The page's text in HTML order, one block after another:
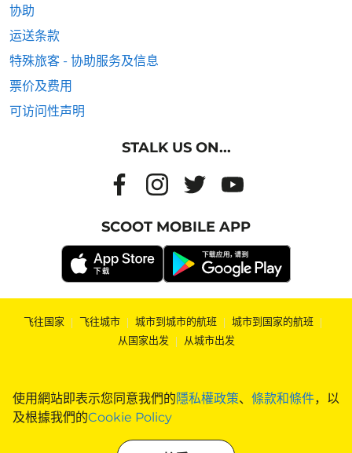
使用網站即表示您同意我們的隱私權政策、 條款和條件，以
及根據我們的Cookie Policy
协助
运送条款
特殊旅客 - 协助服务及信息
票价及费用
可访问性声明
STALK US ON...
SCOOT MOBILE APP
飞往国家 | 飞往城市 | 城市到城市的航班 | 城市到国家的航班 |
从国家出发 | 从城市出发